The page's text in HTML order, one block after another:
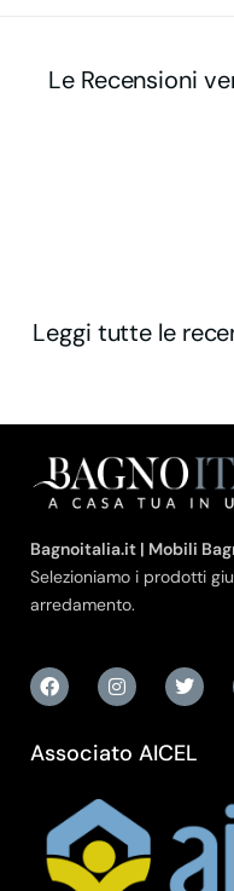
Le Recensioni
Leggi tutte le
Bagnoitalia.it | Mobili
Selezioniamo i prodotti
arredamento.
Associato AICEL